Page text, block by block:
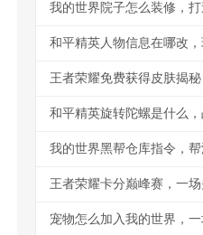
我的世界院子怎么装修，
和平精英人物信息在哪改
王者荣耀免费获得皮肤揭
宠物怎么加入我的世界，